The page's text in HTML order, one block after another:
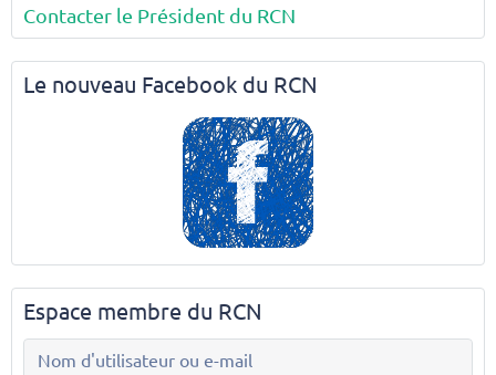
Contacter le Président du RCN
Le nouveau Facebook du RCN
Espace membre du RCN